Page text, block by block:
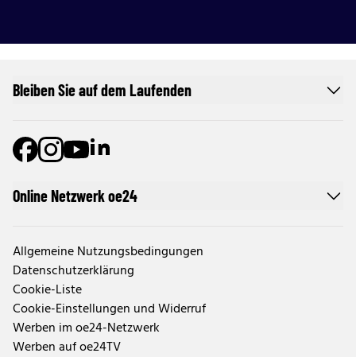
Online Netzwerk oe24
Allgemeine Nutzungsbedingungen
Datenschutzerklärung
Cookie-Liste
Cookie-Einstellungen und Widerruf
Werben im oe24-Netzwerk
Werben auf oe24TV
Bleiben Sie auf dem Laufenden